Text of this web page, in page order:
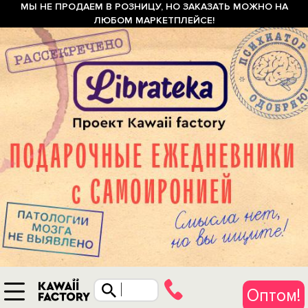
МЫ НЕ ПРОДАЕМ В РОЗНИЦУ, НО ЗАКАЗАТЬ МОЖНО НА
ЛЮБОМ МАРКЕТПЛЕЙСЕ!
Оптом!